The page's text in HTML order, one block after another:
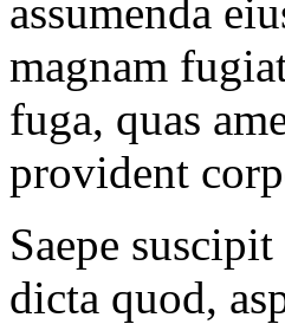
assumenda
magnam
fuga, quas
provident
Saepe
dicta quod,